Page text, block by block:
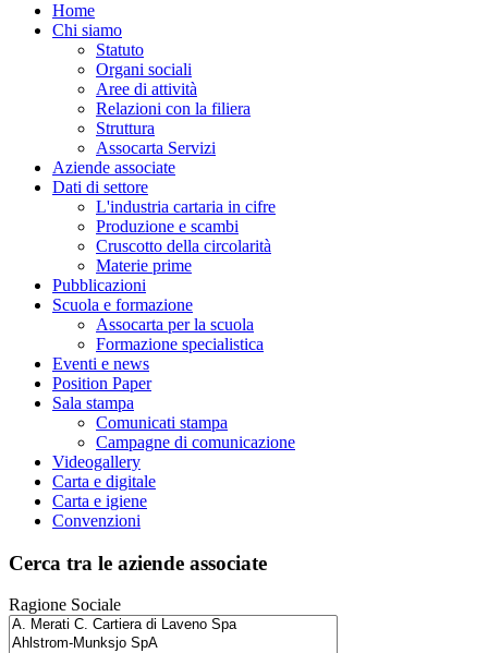
Home
Chi siamo
Statuto
Organi sociali
Aree di attività
Relazioni con la filiera
Struttura
Assocarta Servizi
Aziende associate
Dati di settore
L'industria cartaria in cifre
Produzione e scambi
Cruscotto della circolarità
Materie prime
Pubblicazioni
Scuola e formazione
Assocarta per la scuola
Formazione specialistica
Eventi e news
Position Paper
Sala stampa
Comunicati stampa
Campagne di comunicazione
Videogallery
Carta e digitale
Carta e igiene
Convenzioni
Cerca tra le aziende associate
Ragione Sociale